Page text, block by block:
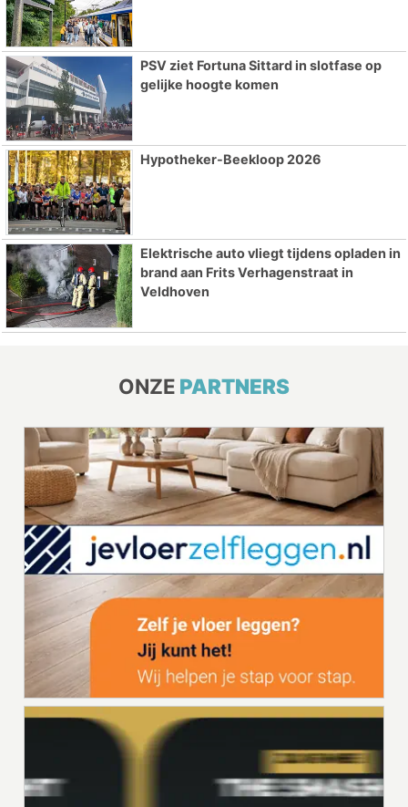
PSV ziet Fortuna Sittard in slotfase op
gelijke hoogte komen
Hypotheker-Beekloop 2026
Elektrische auto vliegt tijdens opladen in
brand aan Frits Verhagenstraat in
Veldhoven
ONZE PARTNERS